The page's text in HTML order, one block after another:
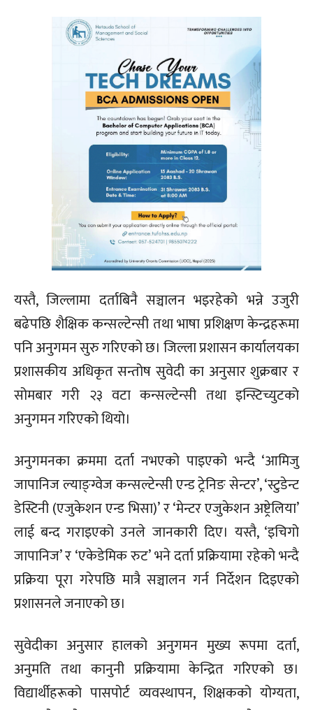
यस्तै, जिल्लामा दर्ताबिनै सञ्चालन भइरहेको भन्ने उजुरी
बढेपछि शैक्षिक कन्सल्टेन्सी तथा भाषा प्रशिक्षण केन्द्रहरूमा
पनि अनुगमन सुरु गरिएको छ। जिल्ला प्रशासन कार्यालयका
प्रशासकीय अधिकृत सन्तोष सुवेदी का अनुसार शुक्रबार र
सोमबार गरी २३ वटा कन्सल्टेन्सी तथा इन्स्टिच्युटको
अनुगमन गरिएको थियो।
अनुगमनका क्रममा दर्ता नभएको पाइएको भन्दै ‘आमिजु
जापानिज ल्याङ्ग्वेज कन्सल्टेन्सी एन्ड ट्रेनिङ सेन्टर’, ‘स्टुडेन्ट
डेस्टिनी (एजुकेशन एन्ड भिसा)’ र ‘मेन्टर एजुकेशन अष्ट्रेलिया’
लाई बन्द गराइएको उनले जानकारी दिए। यस्तै, ‘इचिगो
जापानिज’ र ‘एकेडेमिक रुट’ भने दर्ता प्रक्रियामा रहेको भन्दै
प्रक्रिया पूरा गरेपछि मात्रै सञ्चालन गर्न निर्देशन दिइएको
प्रशासनले जनाएको छ।
सुवेदीका अनुसार हालको अनुगमन मुख्य रूपमा दर्ता,
अनुमति तथा कानुनी प्रक्रियामा केन्द्रित गरिएको छ।
विद्यार्थीहरूको पासपोर्ट व्यवस्थापन, शिक्षकको योग्यता,